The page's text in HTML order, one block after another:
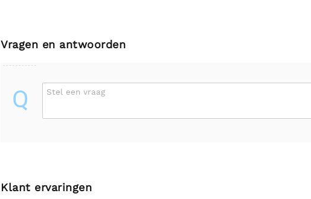
Vragen en antwoorden
Q Stel een vraag
Klant ervaringen